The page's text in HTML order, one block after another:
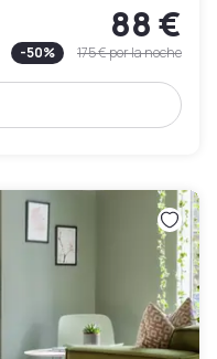
88 €
-50% 175 €por la noche